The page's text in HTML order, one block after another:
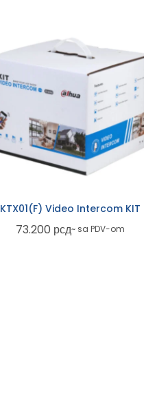
KTX01(F) Video Intercom KIT
73.200 рсд~ sa PDV-om